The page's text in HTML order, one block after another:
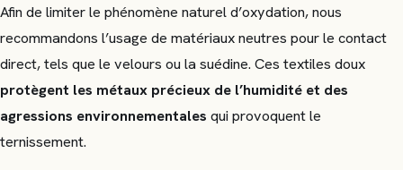
Afin de limiter le phénomène naturel d’oxydation, nous
recommandons l’usage de matériaux neutres pour le contact
direct, tels que le velours ou la suédine. Ces textiles doux
protègent les métaux précieux de l’humidité et des
agressions environnementales qui provoquent le
ternissement.